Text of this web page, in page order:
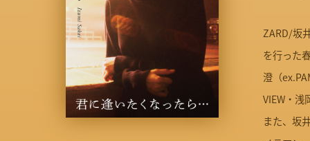
ZARD/坂
を行った
澄（
VIEW・浅
また、坂